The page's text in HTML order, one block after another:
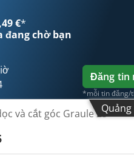
€*
đang chờ bạn
Đăng tin
*mỗi tin đăng/
và cắt góc Graule ZS